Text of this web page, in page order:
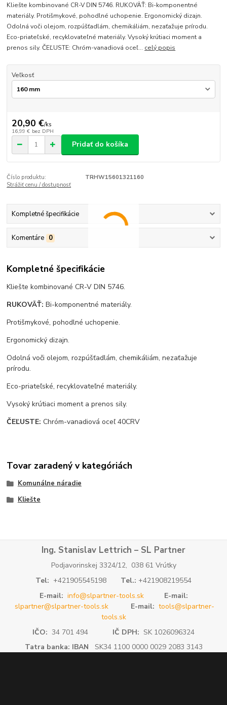
Kliešte kombinované CR-V DIN 5746. RUKOVÄŤ: Bi-komponentné
materiály. Protišmykové, pohodlné uchopenie. Ergonomický dizajn.
Odolná voči olejom, rozpúšťadlám, chemikáliám, nezaťažuje prírodu.
Eco-priateľské, recyklovateľné materiály. Vysoký krútiaci moment a
prenos sily. ČEĽUSTE: Chróm-vanadiová oceľ... celý popis
Veľkosť
20,90 €/ks
16,99 € bez DPH
Pridať do košíka
Číslo produktu:
TRHW15601321160
Strážiť cenu / dostupnosť
Kompletné špecifikácie
Komentáre 0
Kompletné špecifikácie
Kliešte kombinované CR-V DIN 5746.
RUKOVÄŤ: Bi-komponentné materiály.
Protišmykové, pohodlné uchopenie.
Ergonomický dizajn.
Odolná voči olejom, rozpúšťadlám, chemikáliám, nezaťažuje
prírodu.
Eco-priateľské, recyklovateľné materiály.
Vysoký krútiaci moment a prenos sily.
ČEĽUSTE: Chróm-vanadiová oceľ 40CRV
Tovar zaradený v kategóriách
Komunálne náradie
Kliešte
Ing. Stanislav Lettrich – SL Partner
Podjavorinskej 3324/12, 038 61 Vrútky
Tel: +421905545198 Tel.: +421908219554
E-mail: info@slpartner-tools.sk
E-mail:
slpartner@slpartner-tools.sk
E-mail: tools@slpartner-
tools.sk
IČO: 34 701 494 IČ DPH: SK 1026096324
Tatra banka: IBAN SK34 1100 0000 0029 2083 3143